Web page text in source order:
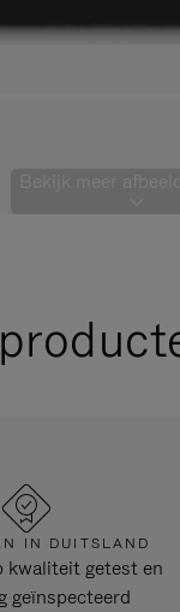
Bekijk meer
IN DUITSLAND
kwaliteit getest en
geïnspecteerd